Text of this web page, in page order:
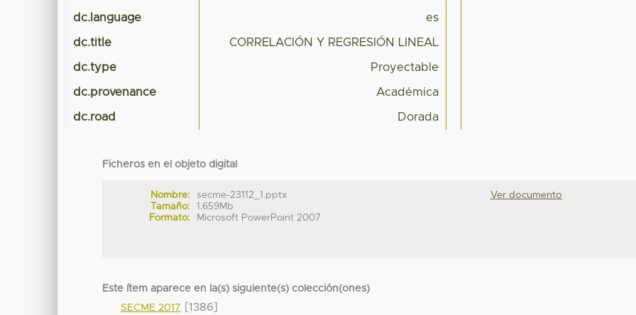
dc.language es
dc.title CORRELACIÓN Y REGRESIÓN LINEAL
dc.type Proyectable
dc.provenance Académica
dc.road Dorada
Ficheros en el objeto digital
Nombre:
secme-23112_1.pptx
Tamaño:
1.659Mb
Formato:
Microsoft PowerPoint 2007
Ver documento
Este ítem aparece en la(s) siguiente(s) colección(ones)
SECME 2017
[1386]